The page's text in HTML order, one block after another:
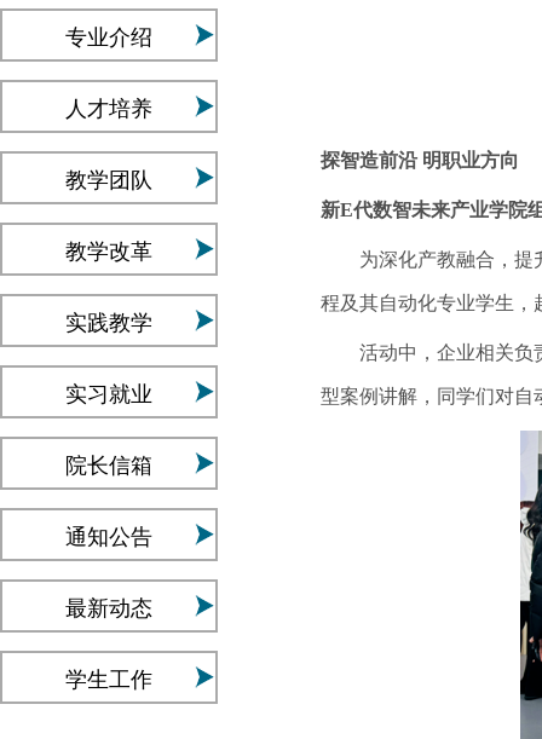
专业介绍
人才培养
教学团队
教学改革
实践教学
实习就业
院长信箱
通知公告
最新动态
学生工作
探智造前沿 明职业方向
新E代数智未来产业学院
为深化产教融合，提升
程及其自动化专业学生，
活动中，企业相关负责
型案例讲解，同学们对自